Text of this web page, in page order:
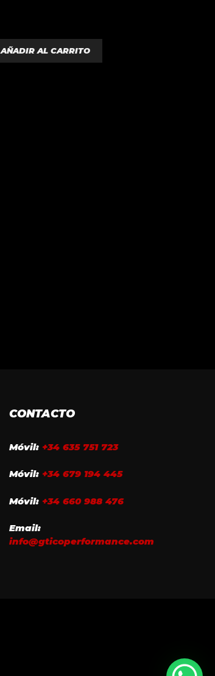
AÑADIR AL CARRITO
CONTACTO
Móvil: +34 635 751 723
Móvil: +34 679 194 445
Móvil: +34 660 988 476
Email:
info@gticoperformance.com